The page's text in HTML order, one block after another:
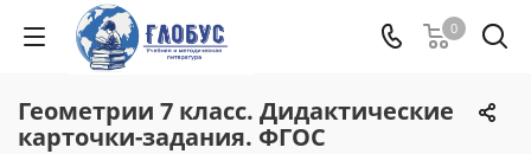
0
Геометрии 7 класс. Дидактические
карточки-задания. ФГОС